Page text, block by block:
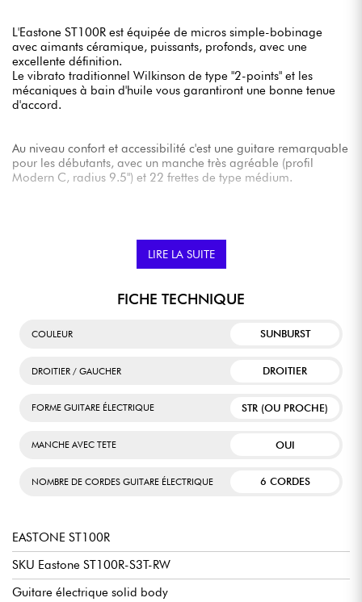
L'Eastone ST100R est équipée de micros simple-bobinage
avec aimants céramique, puissants, profonds, avec une
excellente définition.
Le vibrato traditionnel Wilkinson de type "2-points" et les
mécaniques à bain d'huile vous garantiront une bonne tenue
d'accord.
Au niveau confort et accessibilité c'est une guitare remarquable
pour les débutants, avec un manche très agréable (profil
Modern C, radius 9.5") et 22 frettes de type médium.
musicien plus expérimenté à la recherche de sonorités de type
LIRE LA SUITE
FICHE TECHNIQUE
COULEUR SUNBURST
DROITIER / GAUCHER DROITIER
FORME GUITARE ÉLECTRIQUE STR (OU PROCHE)
MANCHE AVEC TETE OUI
NOMBRE DE CORDES GUITARE ÉLECTRIQUE 6 CORDES
EASTONE ST100R
SKU Eastone ST100R-S3T-RW
Guitare électrique solid body